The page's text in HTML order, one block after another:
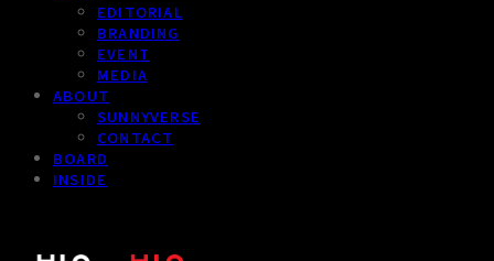
EDITORIAL
BRANDING
EVENT
MEDIA
ABOUT
SUNNYVERSE
CONTACT
BOARD
INSIDE